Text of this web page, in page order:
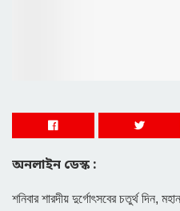
অনলাইন ডেস্ক :
শনিবার শারদীয় দুর্গোৎসবের চতুর্থ দিন,